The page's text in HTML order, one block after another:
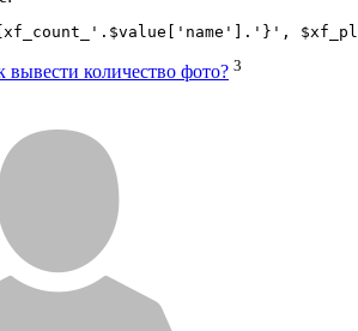
вывести количество фото? 3